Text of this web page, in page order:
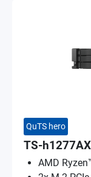
QuTS hero
TS-
AMD